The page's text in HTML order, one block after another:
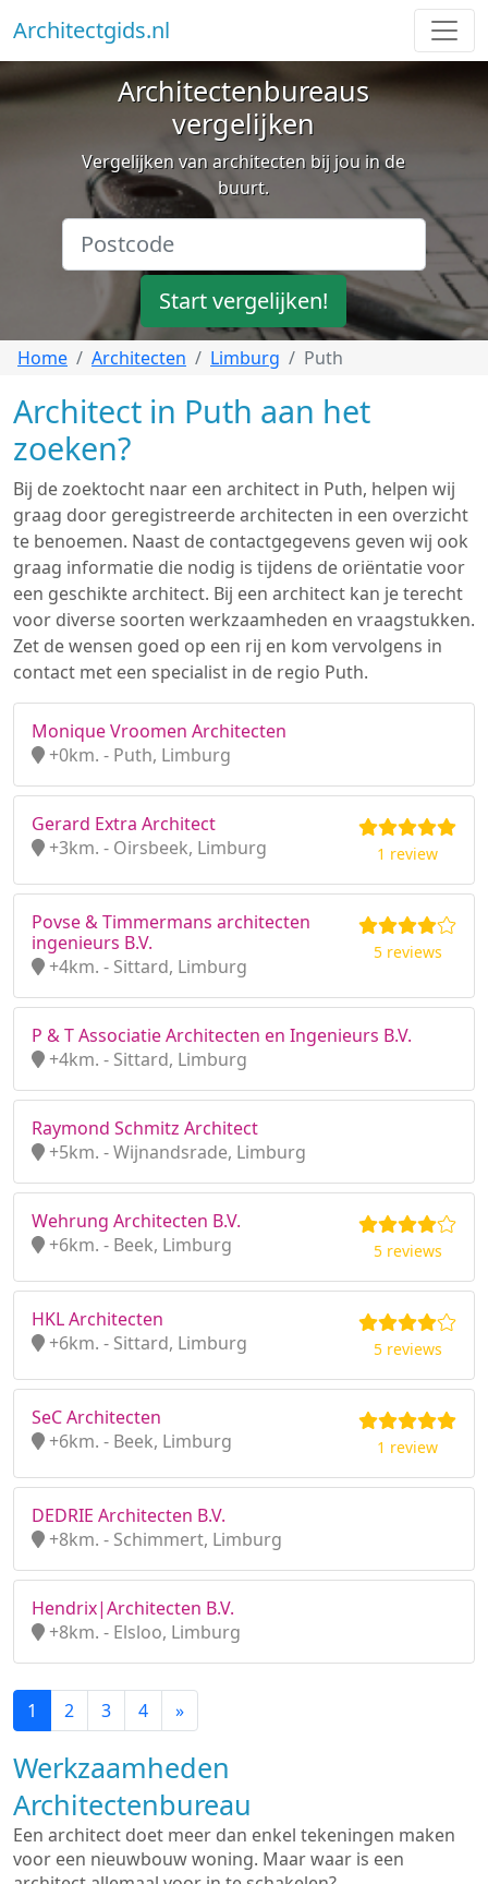
Architectgids.nl
Architectenbureaus
vergelijken
Vergelijken van architecten bij jou in de
buurt.
Start vergelijken!
Home Architecten Limburg Puth
Architect in Puth aan het
zoeken?
Bij de zoektocht naar een architect in Puth, helpen wij
graag door geregistreerde architecten in een overzicht
te benoemen. Naast de contactgegevens geven wij ook
graag informatie die nodig is tijdens de oriëntatie voor
een geschikte architect. Bij een architect kan je terecht
voor diverse soorten werkzaamheden en vraagstukken.
Zet de wensen goed op een rij en kom vervolgens in
contact met een specialist in de regio Puth.
Monique Vroomen Architecten
+0km. - Puth, Limburg
Gerard Extra Architect
+3km. - Oirsbeek, Limburg
1 review
Povse & Timmermans architecten
ingenieurs B.V.
+4km. - Sittard, Limburg
5 reviews
P & T Associatie Architecten en Ingenieurs B.V.
+4km. - Sittard, Limburg
Raymond Schmitz Architect
+5km. - Wijnandsrade, Limburg
Wehrung Architecten B.V.
+6km. - Beek, Limburg
5 reviews
HKL Architecten
+6km. - Sittard, Limburg
5 reviews
SeC Architecten
+6km. - Beek, Limburg
1 review
DEDRIE Architecten B.V.
+8km. - Schimmert, Limburg
Hendrix|Architecten B.V.
+8km. - Elsloo, Limburg
1 2 3 4 »
Werkzaamheden
Architectenbureau
Een architect doet meer dan enkel tekeningen maken
voor een nieuwbouw woning. Maar waar is een